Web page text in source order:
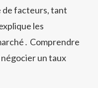
facteurs, tant
les
Comprendre
un taux